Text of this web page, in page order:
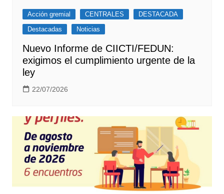
Acción gremial CENTRALES
DESTACADA
Destacadas
Noticias
Nuevo Informe de CIICTI/FEDUN:
exigimos el cumplimiento urgente de la
ley
22/07/2026